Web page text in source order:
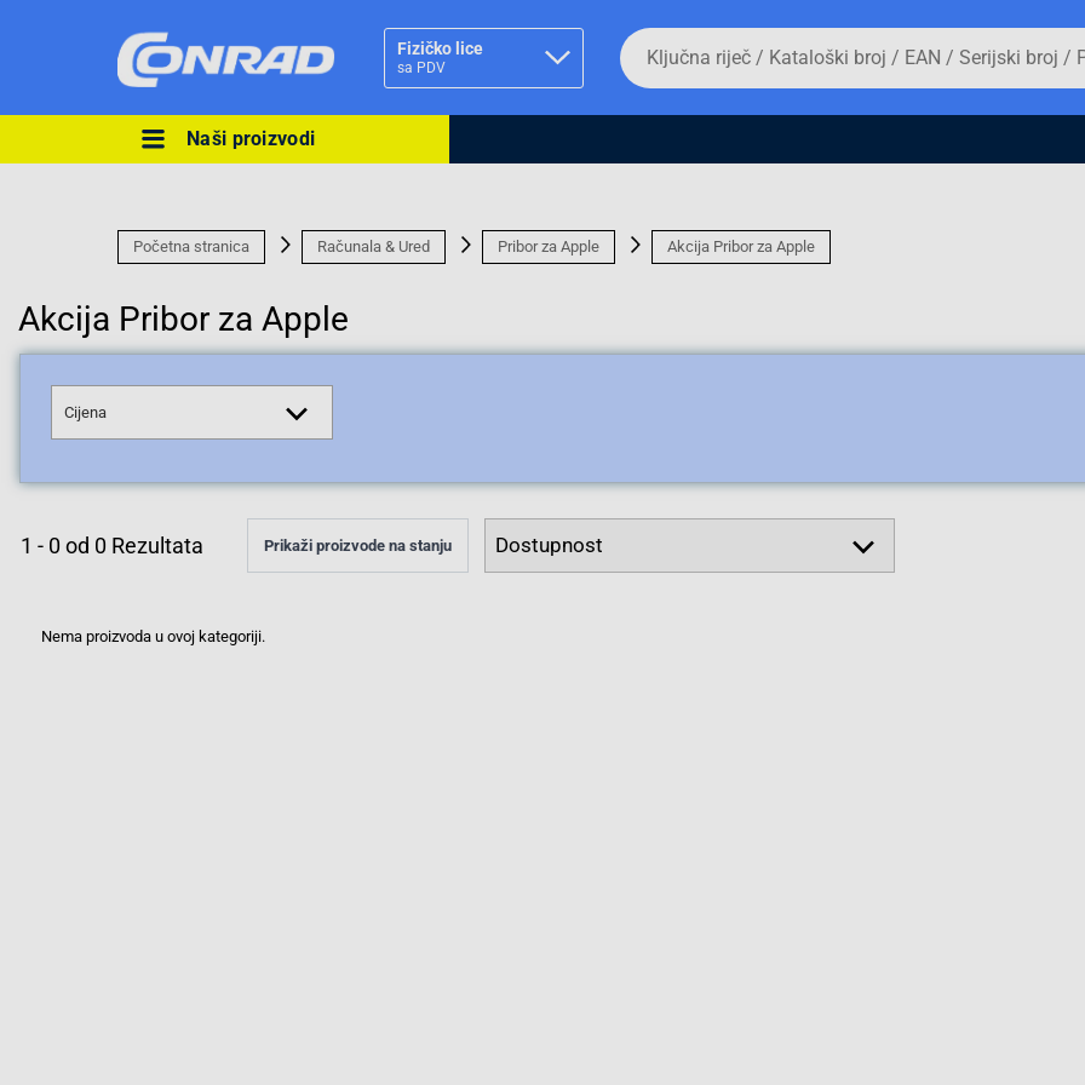
Fizičko lice
sa PDV
Ova postavka prilagođava asortiman proizvoda i
Da
biste
potražili
proizvod,
broj,
EAN
Naši proizvodi
Početna stranica Računala & Ured Pribor za Apple Akcija Pribor za Apple
Akcija Pribor za Apple
Cijena
1 - 0 od 0 Rezultata Prikaži proizvode na stanju
Nema proizvoda u ovoj kategoriji.